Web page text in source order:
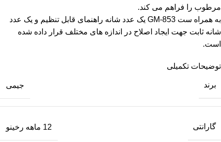
مرطوب را فراهم می کند.
به همراه ست GM-853 یک عدد شانه راهنمای قابل تنظیم و یک عدد
شانه ثابت جهت ایجاد اصلاح در اندازه های مختلف قرار داده شده
است.
توضیحات تکمیلی
برند جیمی
گارانتی 12 ماهه رخینو